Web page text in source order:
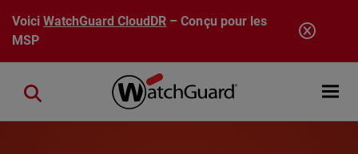
Aller au contenu principal
VoiciWatchGuard CloudDR – Conçu pour les
MSP
Open
Close search